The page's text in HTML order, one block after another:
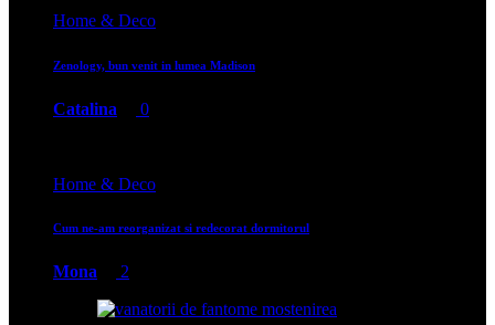
Home & Deco
Zenology, bun venit in lumea Madison
Catalina 0
Home & Deco
Cum ne-am reorganizat si redecorat dormitorul
Mona 2